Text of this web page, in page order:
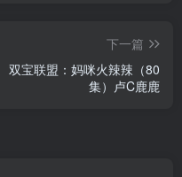
下一篇
双宝联盟：妈咪火辣辣（80
集）卢C鹿鹿